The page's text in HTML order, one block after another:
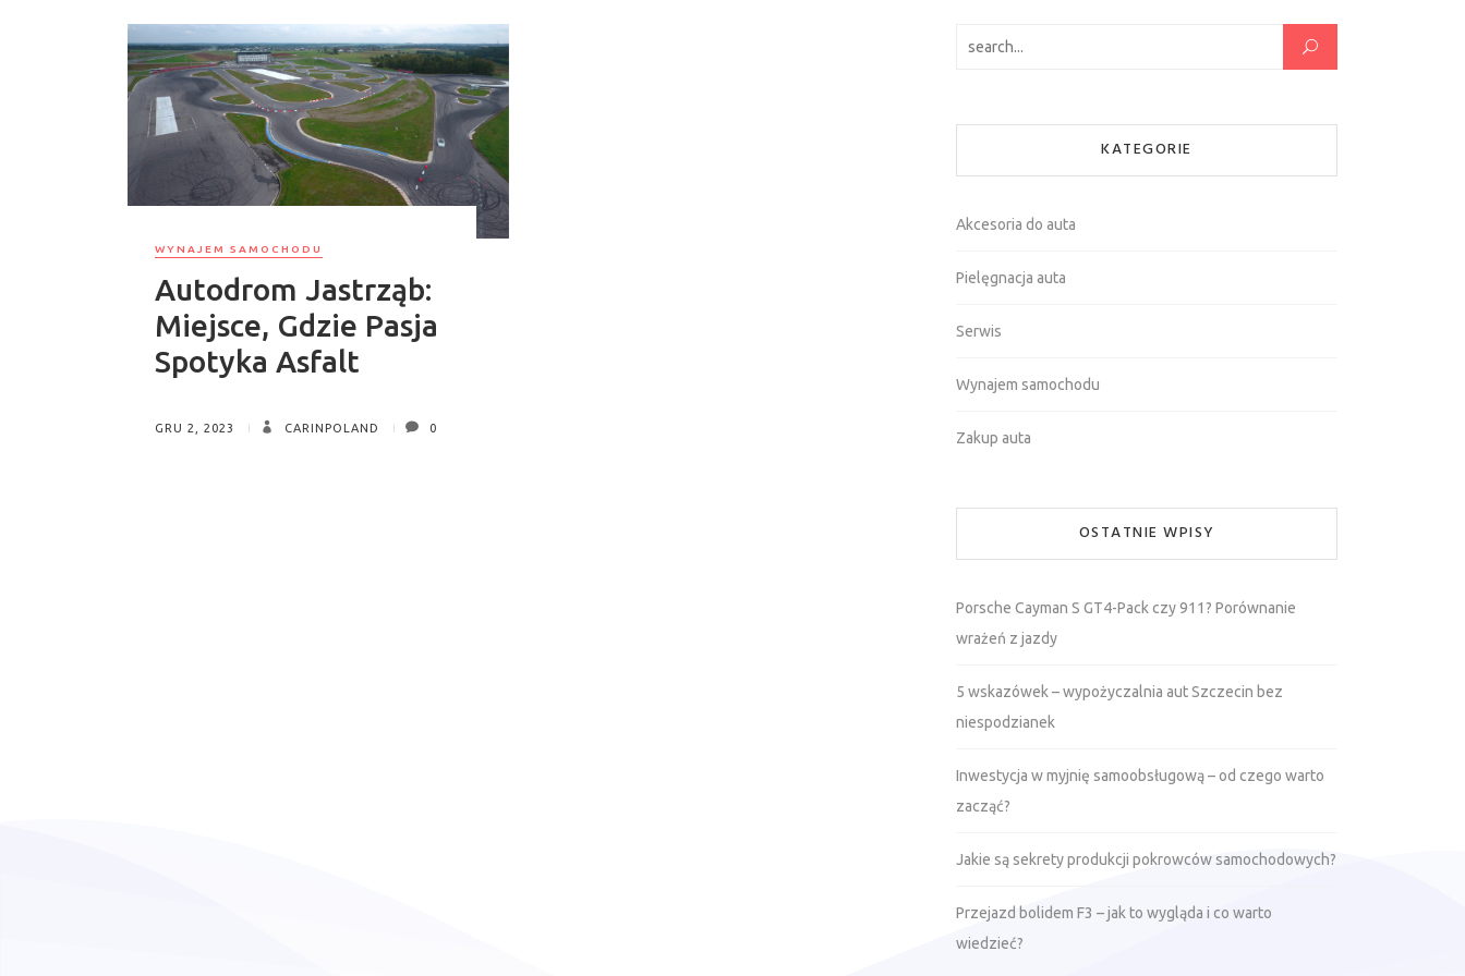
WYNAJEM SAMOCHODU
Autodrom Jastrząb:
Miejsce, Gdzie Pasja
Spotyka Asfalt
GRU 2, 2023 CARINPOLAND 0
KATEGORIE
Akcesoria do auta
Pielęgnacja auta
Serwis
Wynajem samochodu
Zakup auta
OSTATNIE WPISY
Porsche Cayman S GT4-Pack czy 911? Porównanie
wrażeń z jazdy
5 wskazówek – wypożyczalnia aut Szczecin bez
niespodzianek
Inwestycja w myjnię samoobsługową – od czego warto
zacząć?
Jakie są sekrety produkcji pokrowców samochodowych?
Przejazd bolidem F3 – jak to wygląda i co warto
wiedzieć?